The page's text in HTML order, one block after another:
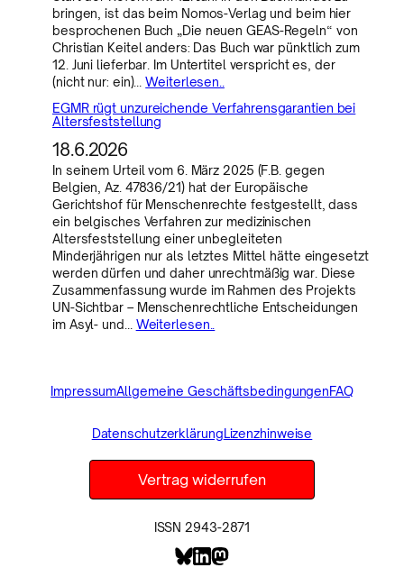
bringen, ist das beim Nomos-Verlag und beim hier
besprochenen Buch „Die neuen GEAS-Regeln“ von
Christian Keitel anders: Das Buch war pünktlich zum
12. Juni lieferbar. Im Untertitel verspricht es, der
(nicht nur: ein)…Weiterlesen..
EGMR rügt unzureichende Verfahrensgarantien bei
Altersfeststellung
18.6.2026
In seinem Urteil vom 6. März 2025 (F.B. gegen
Belgien, Az. 47836/21) hat der Europäische
Gerichtshof für Menschenrechte festgestellt, dass
ein belgisches Verfahren zur medizinischen
Altersfeststellung einer unbegleiteten
Minderjährigen nur als letztes Mittel hätte eingesetzt
werden dürfen und daher unrechtmäßig war. Diese
Zusammenfassung wurde im Rahmen des Projekts
UN-Sichtbar – Menschenrechtliche Entscheidungen
im Asyl- und… Weiterlesen..
ImpressumAllgemeine GeschäftsbedingungenFAQ
DatenschutzerklärungLizenzhinweise
Vertrag widerrufen
ISSN 2943-2871